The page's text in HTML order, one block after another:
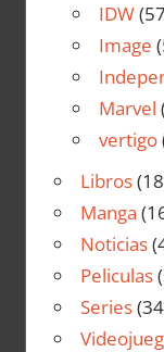
IDW
Image
Marvel
vertigo
Libros
Manga
Noticias
Peliculas
Series